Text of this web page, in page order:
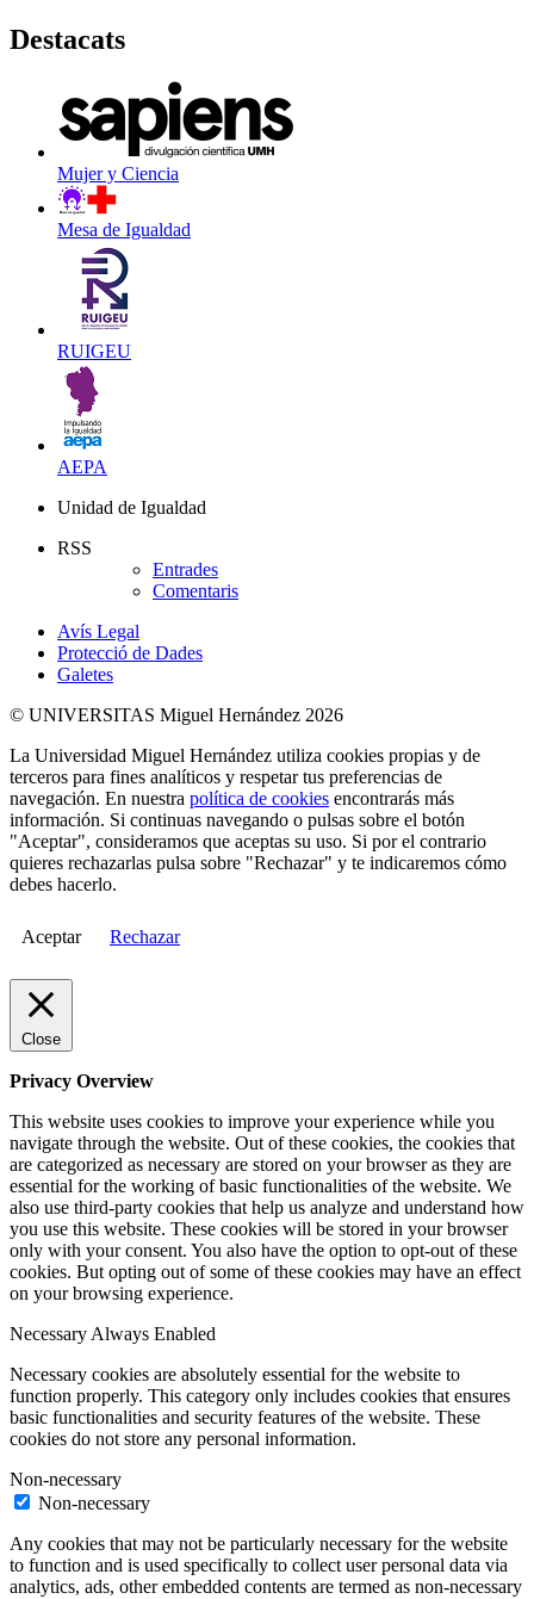
Destacats
Mujer y Ciencia
Mesa de Igualdad
RUIGEU
AEPA
Unidad de Igualdad
RSS
Entrades
Comentaris
Avís Legal
Protecció de Dades
Galetes
© UNIVERSITAS Miguel Hernández 2026
La Universidad Miguel Hernández utiliza cookies propias y de
terceros para fines analíticos y respetar tus preferencias de
navegación. En nuestra política de cookies encontrarás más
información. Si continuas navegando o pulsas sobre el botón
"Aceptar", consideramos que aceptas su uso. Si por el contrario
quieres rechazarlas pulsa sobre "Rechazar" y te indicaremos cómo
debes hacerlo.
Aceptar Rechazar
Close
Privacy Overview
This website uses cookies to improve your experience while you
navigate through the website. Out of these cookies, the cookies that
are categorized as necessary are stored on your browser as they are
essential for the working of basic functionalities of the website. We
also use third-party cookies that help us analyze and understand how
you use this website. These cookies will be stored in your browser
only with your consent. You also have the option to opt-out of these
cookies. But opting out of some of these cookies may have an effect
on your browsing experience.
Necessary Always Enabled
Necessary cookies are absolutely essential for the website to
function properly. This category only includes cookies that ensures
basic functionalities and security features of the website. These
cookies do not store any personal information.
Non-necessary
Non-necessary
Any cookies that may not be particularly necessary for the website
to function and is used specifically to collect user personal data via
analytics, ads, other embedded contents are termed as non-necessary